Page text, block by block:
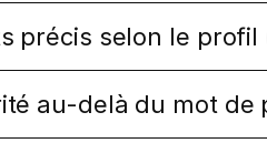
précis selon le profil
au-delà du mot de